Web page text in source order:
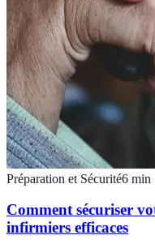
Préparation et Sécurité6 min
Comment sécuriser
infirmiers efficaces